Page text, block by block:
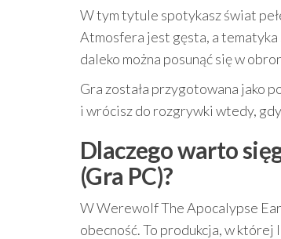
W tym tytule spotykasz świat
Atmosfera jest gęsta, a tematyka
daleko można posunąć się w
Gra została przygotowana jako
i wrócisz do rozgrywki wtedy,
Dlaczego warto
(Gra PC)?
W Werewolf The Apocalypse
obecność. To produkcja, w